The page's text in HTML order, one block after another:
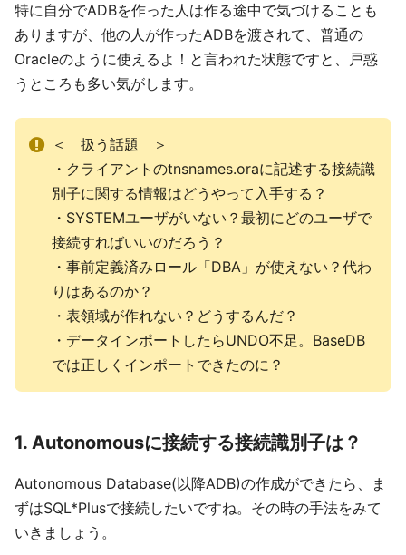
特に自分でADBを作った人は作る途中で気づけることも
ありますが、他の人が作ったADBを渡されて、普通の
Oracleのように使えるよ！と言われた状態ですと、戸惑
うところも多い気がします。
＜ 扱う話題 ＞
・クライアントのtnsnames.oraに記述する接続識
別子に関する情報はどうやって入手する？
・SYSTEMユーザがいない？最初にどのユーザで
接続すればいいのだろう？
・事前定義済みロール「DBA」が使えない？代わ
りはあるのか？
・表領域が作れない？どうするんだ？
・データインポートしたらUNDO不足。BaseDB
では正しくインポートできたのに？
1. Autonomousに接続する接続識別子は？
Autonomous Database(以降ADB)の作成ができたら、ま
ずはSQL*Plusで接続したいですね。その時の手法をみて
いきましょう。